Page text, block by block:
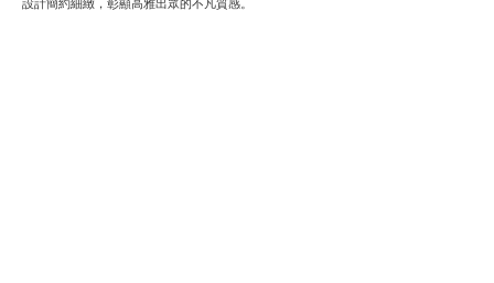
設計簡約細緻，彰顯高雅出眾的不凡質感。